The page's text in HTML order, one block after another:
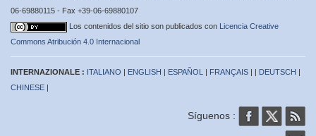
06-69880115 - Fax +39-06-69880107
Los contenidos del sitio son publicados con Licencia Creative
Commons Atribución 4.0 Internacional
INTERNAZIONALE : ITALIANO | ENGLISH | ESPAÑOL | FRANÇAIS | | DEUTSCH |
CHINESE |
Síguenos :